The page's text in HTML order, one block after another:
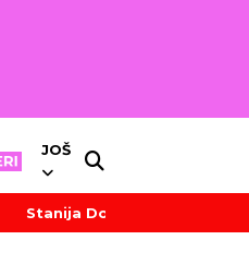
JOŠ
Stanija Dobrojević